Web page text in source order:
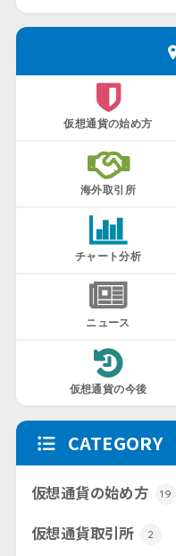
仮想通貨の始め方
海外取引所
チャート分析
ニュース
仮想通貨の今後
CATEGORY
仮想通貨の始め方 19
仮想通貨取引所 2